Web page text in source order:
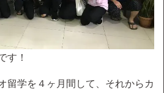
す！
留学を４ヶ月間して、それからカ